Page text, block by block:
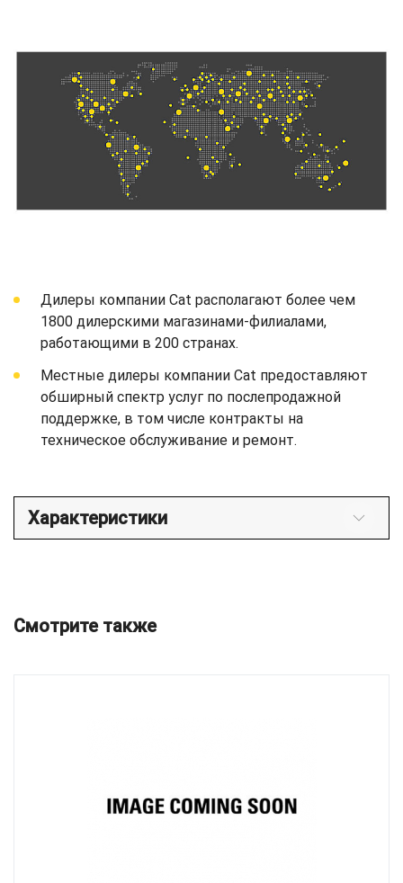
Дилеры компании Cat располагают более чем
1800 дилерскими магазинами-филиалами,
работающими в 200 странах.
Местные дилеры компании Cat предоставляют
обширный спектр услуг по послепродажной
поддержке, в том числе контракты на
техническое обслуживание и ремонт.
Характеристики
Смотрите также